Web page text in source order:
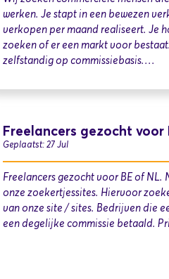
werken. Je stapt in een bewezen
verkopen per maand realiseert. Je
zoeken of er een markt voor
zelfstandig op commissiebasis.…
Freelancers gezocht voor
Geplaatst: 27 Jul
Freelancers gezocht voor BE of
onze zoekertjessites. Hiervoor
van onze site / sites. Bedrijven die
een degelijke commissie betaald.